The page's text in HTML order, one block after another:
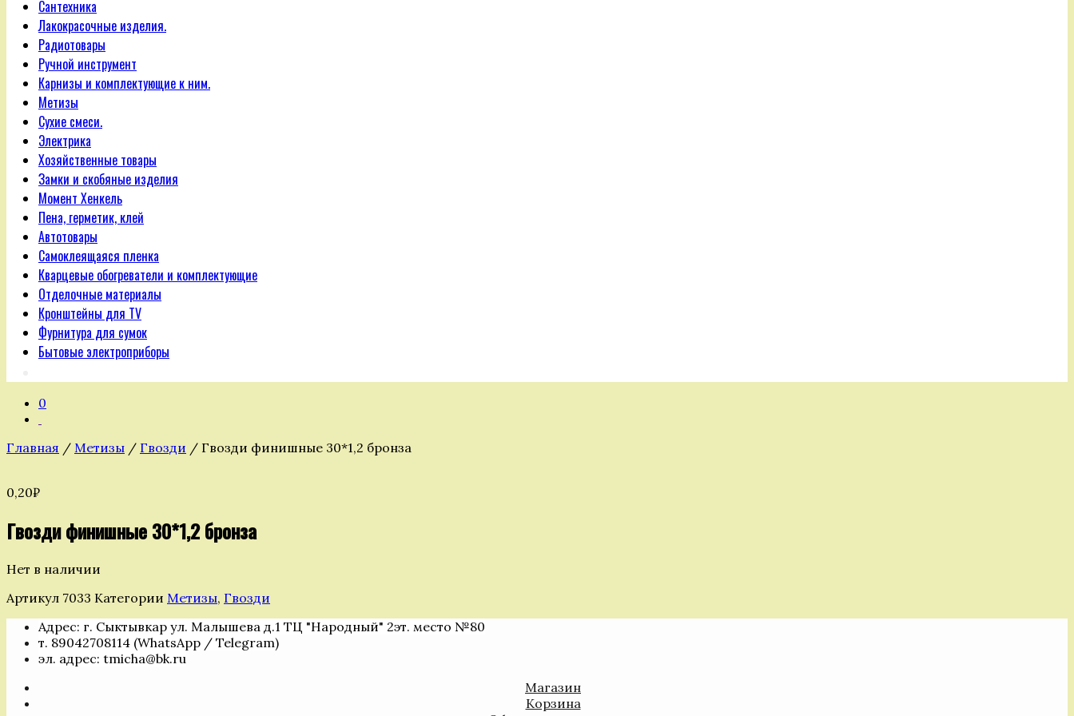
Сантехника
Лакокрасочные изделия.
Радиотовары
Ручной инструмент
Карнизы и комплектующие к ним.
Метизы
Сухие смеси.
Электрика
Хозяйственные товары
Замки и скобяные изделия
Момент Хенкель
Пена, герметик, клей
Автотовары
Самоклеящаяся пленка
Кварцевые обогреватели и комплектующие
Отделочные материалы
Кронштейны для TV
Фурнитура для сумок
Бытовые электроприборы
0
Главная / Метизы / Гвозди / Гвозди финишные 30*1,2 бронза
0,20₽
Гвозди финишные 30*1,2 бронза
Нет в наличии
Артикул 7033 Категории Метизы, Гвозди
Адрес: г. Сыктывкар ул. Малышева д.1 ТЦ "Народный" 2эт. место №80
т. 89042708114 (WhatsApp / Telegram)
эл. адрес: tmicha@bk.ru
Магазин
Корзина